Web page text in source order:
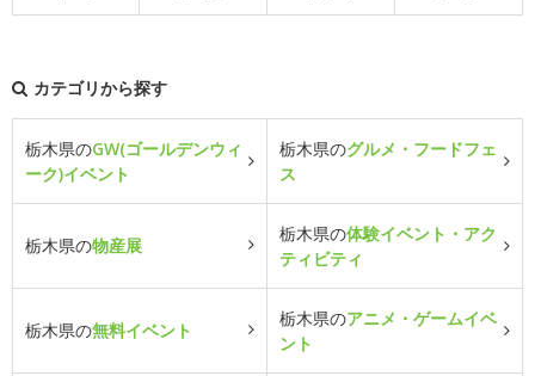
カテゴリから探す
栃木県のGW(ゴールデンウィ
ーク)イベント
栃木県のグルメ・フードフェ
ス
栃木県の物産展
栃木県の体験イベント・アク
ティビティ
栃木県の無料イベント
栃木県のアニメ・ゲームイベ
ント